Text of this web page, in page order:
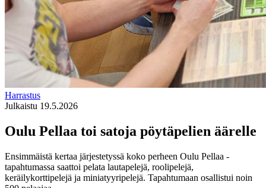
Harrastus
Julkaistu 19.5.2026
Oulu Pellaa toi satoja pöytäpelien äärelle
Ensimmäistä kertaa järjestetyssä koko perheen Oulu Pellaa -
tapahtumassa saattoi pelata lautapelejä, roolipelejä,
keräilykorttipelejä ja miniatyyripelejä. Tapahtumaan osallistui noin